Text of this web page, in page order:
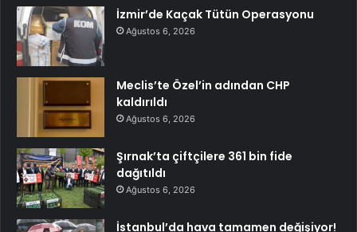
İzmir’de Kaçak Tütün Operasyonu
Ağustos 6, 2026
Meclis’te Özel’in adından CHP
kaldırıldı
Ağustos 6, 2026
Şırnak’ta çiftçilere 361 bin fide
dağıtıldı
Ağustos 6, 2026
İstanbul’da hava tamamen değişiyor!